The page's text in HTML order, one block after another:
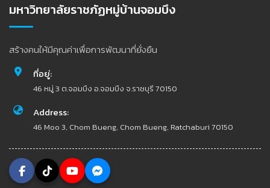
มหาวิทยาลัยราชภัฏหมู่บ้านจอมบึง
สร้างคนให้มีคุณค่าเพื่อการพัฒนาที่ยั่งยืน
ที่อยู่:
46 หมู่ 3 ต.จอมบึง อ.จอมบึง จ.ราชบุรี 70150
Address:
46 Moo 3, Chom Bueng, Chom Bueng, Ratchaburi 70150